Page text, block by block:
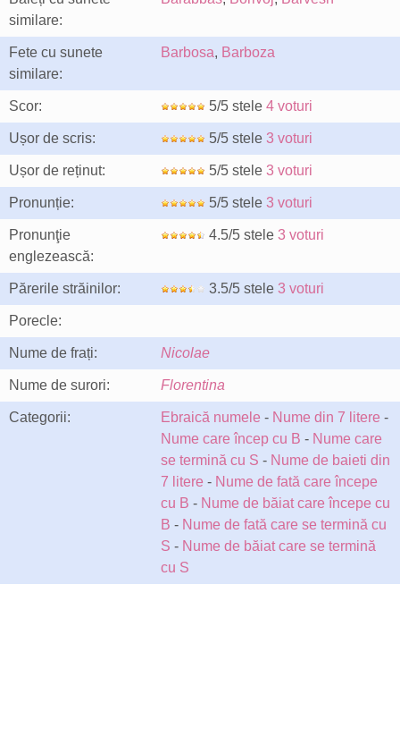
similare:
Fete cu sunete
similare:
Barbosa, Barboza
Scor: 5/5 stele 4 voturi
Ușor de scris: 5/5 stele 3 voturi
Ușor de reținut: 5/5 stele 3 voturi
Pronunție: 5/5 stele 3 voturi
Pronunţie
englezească:
4.5/5 stele 3 voturi
Părerile străinilor: 3.5/5 stele 3 voturi
Porecle:
Nume de frați: Nicolae
Nume de surori: Florentina
Categorii: Ebraică numele - Nume din 7 litere -
Nume care încep cu B - Nume care
se termină cu S - Nume de baieti din
7 litere - Nume de fată care începe
cu B - Nume de băiat care începe cu
B - Nume de fată care se termină cu
S - Nume de băiat care se termină
cu S